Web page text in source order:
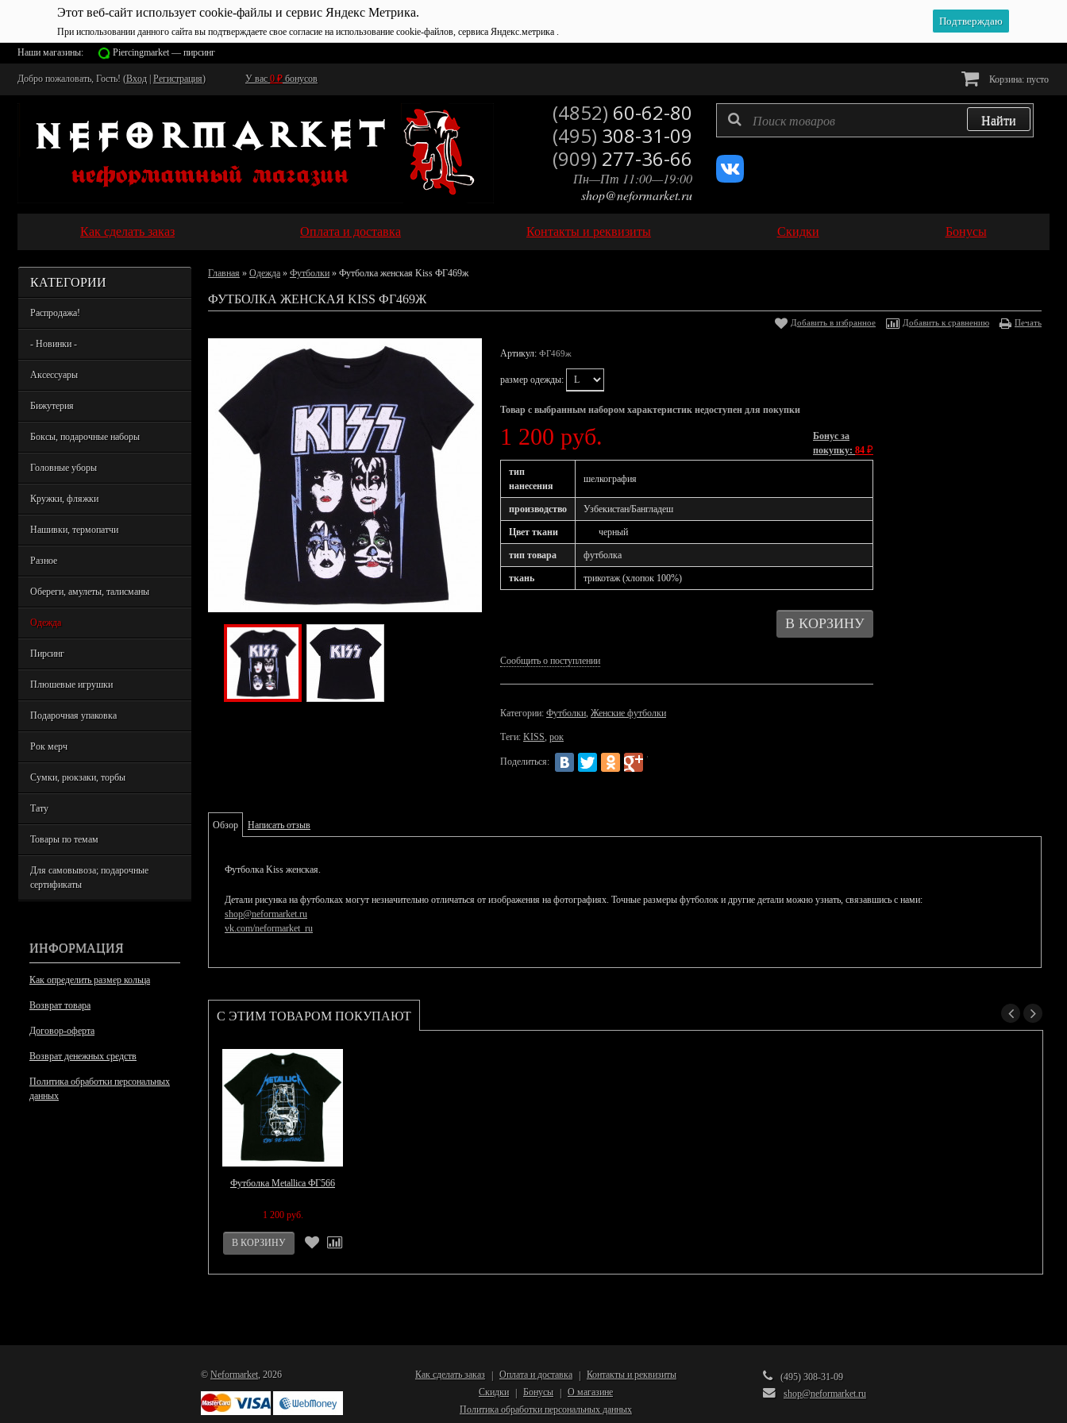
Этот веб-сайт использует cookie-файлы и сервис Яндекс Метрика.
При использовании данного сайта вы подтверждаете свое согласие на использование cookie-файлов, сервиса Яндекс.метрика .
Подтверждаю
Наши магазины: Piercingmarket — пирсинг
Добро пожаловать, Гость! (Вход Регистрация) У вас 0 ₽ бонусов Корзина: пусто
(4852) 60-62-80
(495) 308-31-09
(909) 277-36-66
Пн—Пт 11:00—19:00
shop@neformarket.ru
Как сделать заказ Оплата и доставка Контакты и реквизиты Скидки Бонусы
КАТЕГОРИИ
Распродажа!
- Новинки -
Аксессуары
Бижутерия
Боксы, подарочные наборы
Головные уборы
Кружки, фляжки
Нашивки, термопатчи
Разное
Обереги, амулеты, талисманы
Одежда
Пирсинг
Плюшевые игрушки
Подарочная упаковка
Рок мерч
Сумки, рюкзаки, торбы
Тату
Товары по темам
Для самовывоза; подарочные
сертификаты
ИНФОРМАЦИЯ
Как определить размер кольца
Возврат товара
Договор-оферта
Возврат денежных средств
Политика обработки персональных
данных
Главная » Одежда » Футболки » Футболка женская Kiss ФГ469ж
ФУТБОЛКА ЖЕНСКАЯ KISS ФГ469Ж
Добавить в избранное Добавить к сравнению Печать
Артикул: ФГ469ж
размер одежды:
Товар с выбранным набором характеристик недоступен для покупки
1 200 руб.
Бонус за
покупку: 84 ₽
тип
нанесения
шелкография
производство Узбекистан/Бангладеш
Цвет ткани черный
тип товара футболка
ткань трикотаж (хлопок 100%)
Сообщить о поступлении
Категории: Футболки, Женские футболки
Теги: KISS, рок
Поделиться:
Обзор Написать отзыв
Футболка Kiss женская.
Детали рисунка на футболках могут незначительно отличаться от изображения на фотографиях. Точные размеры футболок и другие детали можно узнать, связавшись с нами:
shop@neformarket.ru
vk.com/neformarket_ru
С ЭТИМ ТОВАРОМ ПОКУПАЮТ
Футболка Metallica ФГ566
1 200 руб.
© Neformarket, 2026 Как сделать заказ | Оплата и доставка | Контакты и реквизиты
Скидки
| Бонусы | О магазине
Политика обработки персональных данных
(495) 308-31-09
shop@neformarket.ru